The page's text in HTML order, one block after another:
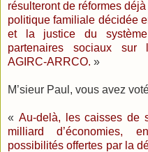
résulteront de réformes
politique familiale décidée
et la justice du
partenaires sociaux sur
AGIRC-ARRCO. »
M’sieur Paul, vous avez
« Au-delà, les caisses de
milliard d’économies,
possibilités offertes par la